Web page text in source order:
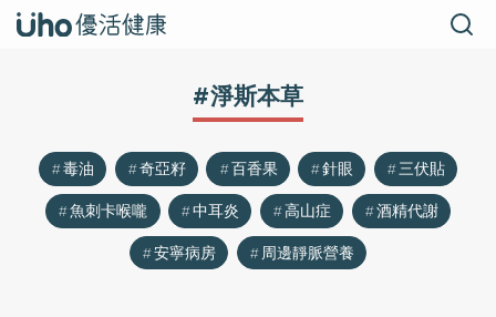
#淨斯本草
毒油 奇亞籽 百香果 針眼
三伏貼
魚刺卡喉嚨
中耳炎 高山症
酒精代謝
安寧病房
周邊靜脈營養